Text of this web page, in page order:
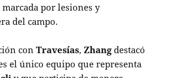
por lesiones y
del campo.
conTravesías, Zhangdestacó
el único equipo que representa